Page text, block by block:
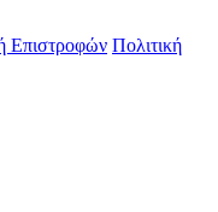
Επιστροφών Πολιτική